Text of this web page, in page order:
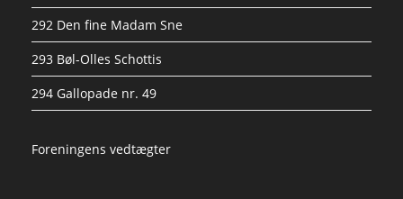
292 Den fine Madam Sne
293 Bøl-Olles Schottis
294 Gallopade nr. 49
Foreningens vedtægter